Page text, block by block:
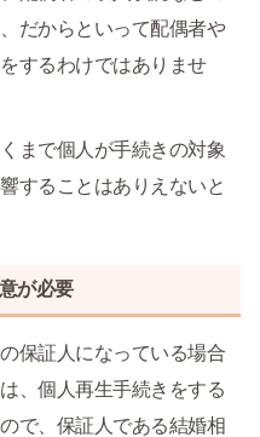
だからといって配偶者や
するわけではありませ
まで個人が手続きの対象
することはありえないと
が必要
保証人になっている場合
、個人再生手続きをする
で、保証人である結婚相